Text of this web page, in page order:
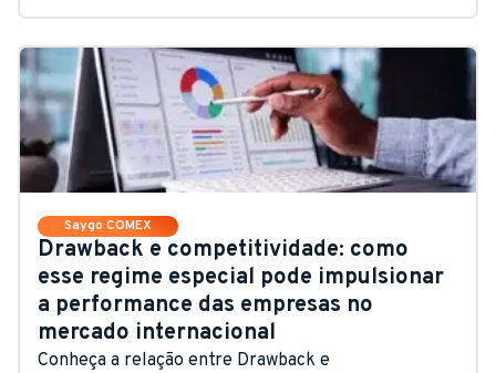
Saygo COMEX
Drawback e competitividade: como
esse regime especial pode impulsionar
a performance das empresas no
mercado internacional
Conheça a relação entre Drawback e